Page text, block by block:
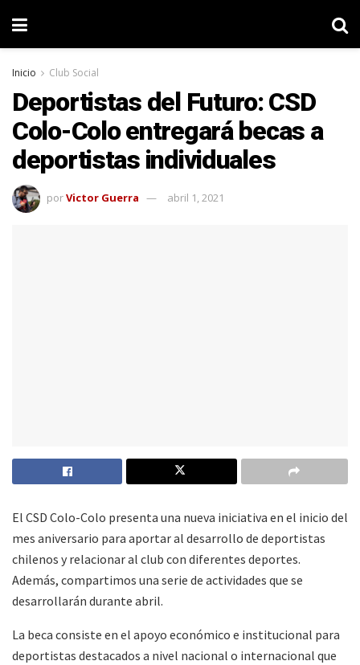
Inicio Club Social
Deportistas del Futuro: CSD
Colo-Colo entregará becas a
deportistas individuales
porVictor Guerra abril 1, 2021
El CSD Colo-Colo presenta una nueva iniciativa en el inicio del
mes aniversario para aportar al desarrollo de deportistas
chilenos y relacionar al club con diferentes deportes.
Además, compartimos una serie de actividades que se
desarrollarán durante abril.
La beca consiste en el apoyo económico e institucional para
deportistas destacados a nivel nacional o internacional que